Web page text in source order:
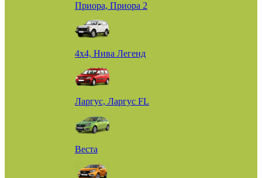
Приора, Приора 2
4х4, Нива Легенд
Ларгус, Ларгус FL
Веста